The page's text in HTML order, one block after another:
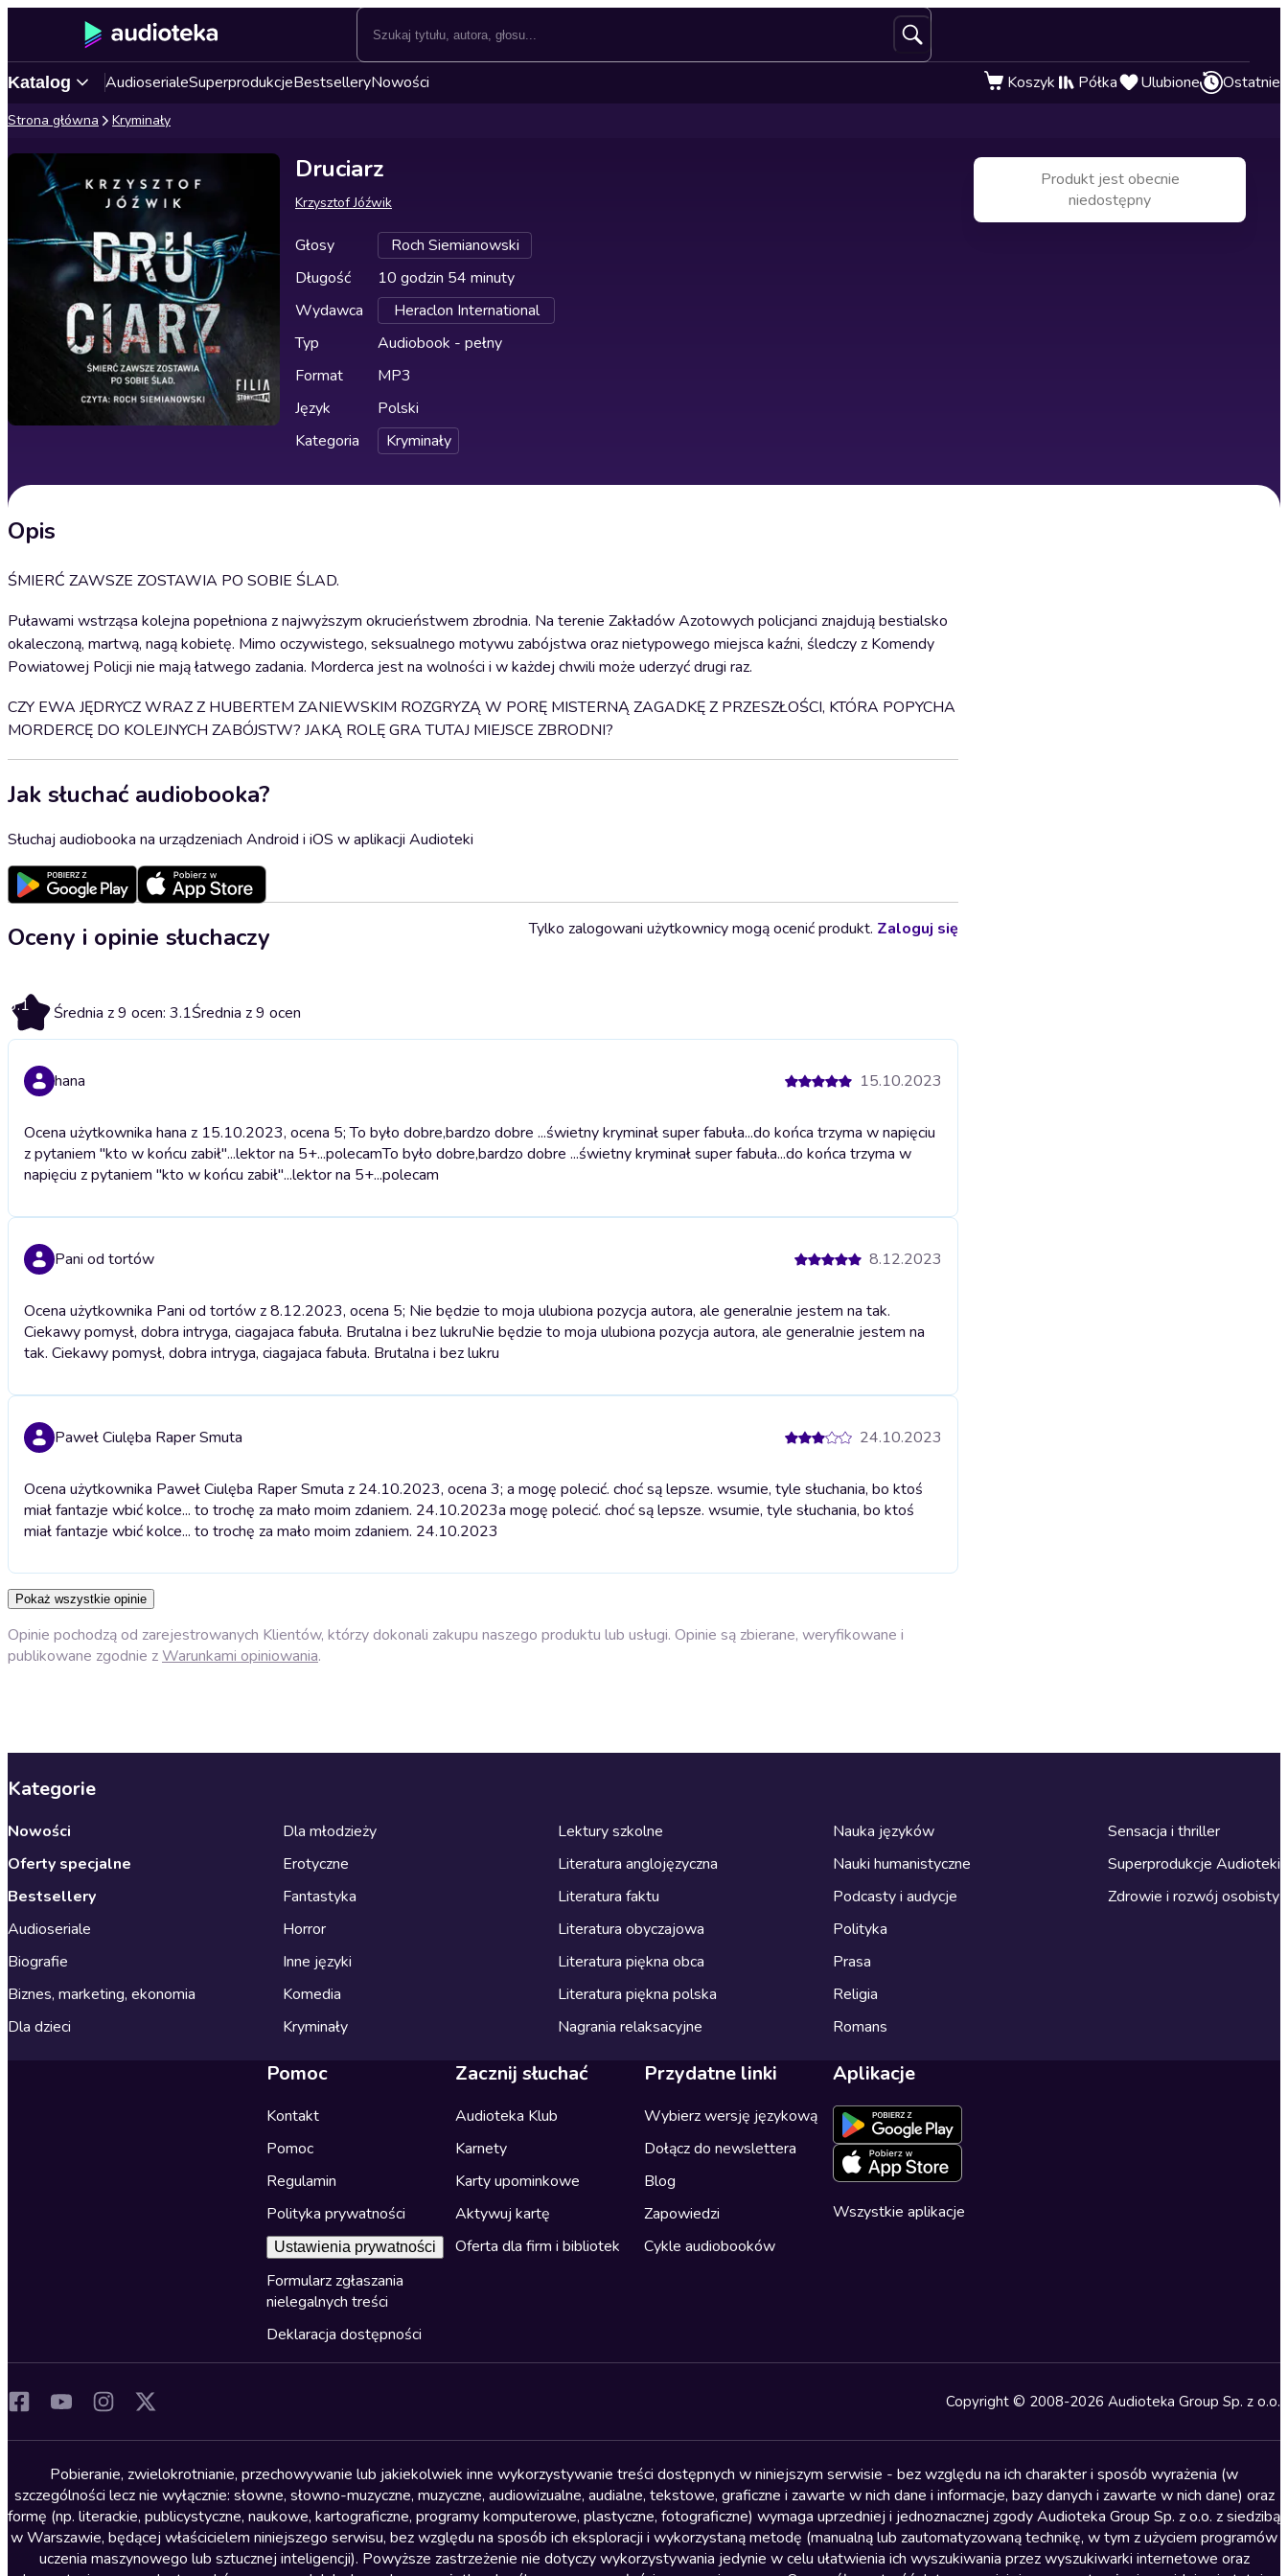
Katalog AudioserialeSuperprodukcjeBestselleryNowości Koszyk Półka Ulubione Ostatnie
Strona główna Kryminały
Druciarz
Krzysztof Jóźwik
Głosy
Roch Siemianowski
Długość
10 godzin 54 minuty
Wydawca
Heraclon International
Typ
Audiobook - pełny
Format
MP3
Język
Polski
Kategoria
Kryminały
Opis
ŚMIERĆ ZAWSZE ZOSTAWIA PO SOBIE ŚLAD.
Puławami wstrząsa kolejna popełniona z najwyższym okrucieństwem zbrodnia. Na terenie Zakładów Azotowych policjanci znajdują bestialsko
okaleczoną, martwą, nagą kobietę. Mimo oczywistego, seksualnego motywu zabójstwa oraz nietypowego miejsca kaźni, śledczy z Komendy
Powiatowej Policji nie mają łatwego zadania. Morderca jest na wolności i w każdej chwili może uderzyć drugi raz.
CZY EWA JĘDRYCZ WRAZ Z HUBERTEM ZANIEWSKIM ROZGRYZĄ W PORĘ MISTERNĄ ZAGADKĘ Z PRZESZŁOŚCI, KTÓRA POPYCHA
MORDERCĘ DO KOLEJNYCH ZABÓJSTW? JAKĄ ROLĘ GRA TUTAJ MIEJSCE ZBRODNI?
Jak słuchać audiobooka?
Słuchaj audiobooka na urządzeniach Android i iOS w aplikacji Audioteki
Oceny i opinie słuchaczy
3.1 Średnia z 9 ocen: 3.1Średnia z 9 ocen
Tylko zalogowani użytkownicy mogą ocenić produkt. Zaloguj się
hana 15.10.2023
Ocena użytkownika hana z 15.10.2023, ocena 5; To było dobre,bardzo dobre ...świetny kryminał super fabuła...do końca trzyma w napięciu
z pytaniem "kto w końcu zabił"...lektor na 5+...polecamTo było dobre,bardzo dobre ...świetny kryminał super fabuła...do końca trzyma w
napięciu z pytaniem "kto w końcu zabił"...lektor na 5+...polecam
Pani od tortów 8.12.2023
Ocena użytkownika Pani od tortów z 8.12.2023, ocena 5; Nie będzie to moja ulubiona pozycja autora, ale generalnie jestem na tak.
Ciekawy pomysł, dobra intryga, ciagajaca fabuła. Brutalna i bez lukruNie będzie to moja ulubiona pozycja autora, ale generalnie jestem na
tak. Ciekawy pomysł, dobra intryga, ciagajaca fabuła. Brutalna i bez lukru
Paweł Ciulęba Raper Smuta 24.10.2023
Ocena użytkownika Paweł Ciulęba Raper Smuta z 24.10.2023, ocena 3; a mogę polecić. choć są lepsze. wsumie, tyle słuchania, bo ktoś
miał fantazje wbić kolce... to trochę za mało moim zdaniem. 24.10.2023a mogę polecić. choć są lepsze. wsumie, tyle słuchania, bo ktoś
miał fantazje wbić kolce... to trochę za mało moim zdaniem. 24.10.2023
Pokaż wszystkie opinie
Opinie pochodzą od zarejestrowanych Klientów, którzy dokonali zakupu naszego produktu lub usługi. Opinie są zbierane, weryfikowane i
publikowane zgodnie zWarunkami opiniowania.
Produkt jest obecnie
niedostępny
Kategorie
Nowości
Oferty specjalne
Bestsellery
Audioseriale
Biografie
Biznes, marketing, ekonomia
Dla dzieci
Dla młodzieży
Erotyczne
Fantastyka
Horror
Inne języki
Komedia
Kryminały
Lektury szkolne
Literatura anglojęzyczna
Literatura faktu
Literatura obyczajowa
Literatura piękna obca
Literatura piękna polska
Nagrania relaksacyjne
Nauka języków
Nauki humanistyczne
Podcasty i audycje
Polityka
Prasa
Religia
Romans
Sensacja i thriller
Superprodukcje Audioteki
Zdrowie i rozwój osobisty
Pomoc
Kontakt
Pomoc
Regulamin
Polityka prywatności
Ustawienia prywatności
Formularz zgłaszania
nielegalnych treści
Deklaracja dostępności
Zacznij słuchać
Audioteka Klub
Karnety
Karty upominkowe
Aktywuj kartę
Oferta dla firm i bibliotek
Przydatne linki
Wybierz wersję językową
Dołącz do newslettera
Blog
Zapowiedzi
Cykle audiobooków
Aplikacje
Wszystkie aplikacje
Copyright © 2008-2026 Audioteka Group Sp. z o.o.
Pobieranie, zwielokrotnianie, przechowywanie lub jakiekolwiek inne wykorzystywanie treści dostępnych w niniejszym serwisie - bez względu na ich charakter i sposób wyrażenia (w
szczególności lecz nie wyłącznie: słowne, słowno-muzyczne, muzyczne, audiowizualne, audialne, tekstowe, graficzne i zawarte w nich dane i informacje, bazy danych i zawarte w nich dane) oraz
formę (np. literackie, publicystyczne, naukowe, kartograficzne, programy komputerowe, plastyczne, fotograficzne) wymaga uprzedniej i jednoznacznej zgody Audioteka Group Sp. z o.o. z siedzibą
w Warszawie, będącej właścicielem niniejszego serwisu, bez względu na sposób ich eksploracji i wykorzystaną metodę (manualną lub zautomatyzowaną technikę, w tym z użyciem programów
uczenia maszynowego lub sztucznej inteligencji). Powyższe zastrzeżenie nie dotyczy wykorzystywania jedynie w celu ułatwienia ich wyszukiwania przez wyszukiwarki internetowe oraz